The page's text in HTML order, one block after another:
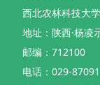
西北农林科技大
地址：陕西·杨凌
邮编：712100
电话：029-